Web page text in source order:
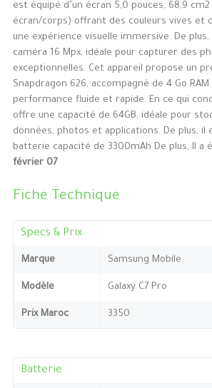
est équipé d’un écran 5,0 pouces, 68,9
écran/corps) offrant des couleurs vives et
une expérience visuelle immersive. De
caméra 16 Mpx, idéale pour capturer des
exceptionnelles. Cet appareil propose un
Snapdragon 626, accompagné de 4 Go
performance fluide et rapide. En ce qui
offre une capacité de 64GB, idéale pour
données, photos et applications. De plus, il
batterie capacité de 3300mAh De plus, Il a
février 07
Fiche Technique
Specs & Prix
Marque Samsung Mobile
Modèle Galaxy C7 Pro
Prix Maroc 3350
Batterie